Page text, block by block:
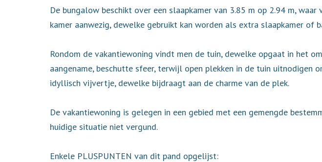
De bungalow beschikt over een slaapkamer van 3.85 m op 2.94 m,
kamer aanwezig, dewelke gebruikt kan worden als extra slaapkamer of
Rondom de vakantiewoning vindt men de tuin, dewelke opgaat in het
aangename, beschutte sfeer, terwijl open plekken in de tuin uitnodigen
idyllisch vijvertje, dewelke bijdraagt aan de charme van de plek.
De vakantiewoning is gelegen in een gebied met een gemengde
huidige situatie niet vergund.
Enkele PLUSPUNTEN van dit pand opgelijst: